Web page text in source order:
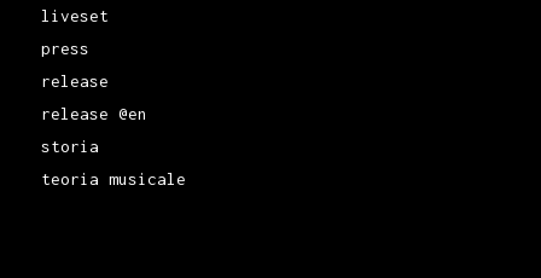
liveset
press
release
release @en
storia
teoria musicale